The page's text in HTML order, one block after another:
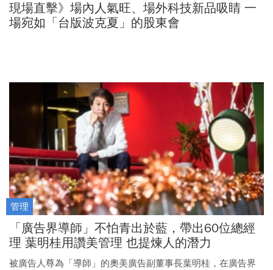
現場直擊》場內人氣旺、場外科技新品吸睛 一
場宛如「台版波克夏」的股東會
管理
「廣告界導師」不怕青出於藍，帶出60位總經
理 葉明桂用讚美管理 也提煉人的潛力
被廣告人尊為「導師」的奧美廣告副董事長葉明桂，在廣告界